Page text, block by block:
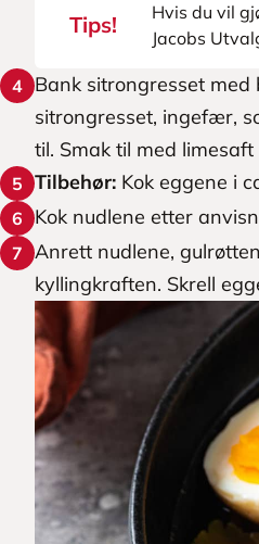
Tips!
Hvis du vil
Jacobs
4 Bank sitrongresset
sitrongresset, ingefær,
til. Smak til med
5 Tilbehør: Kok eggene i
6 Kok nudlene etter
7 Anrett nudlene,
kyllingkraften. Skrell